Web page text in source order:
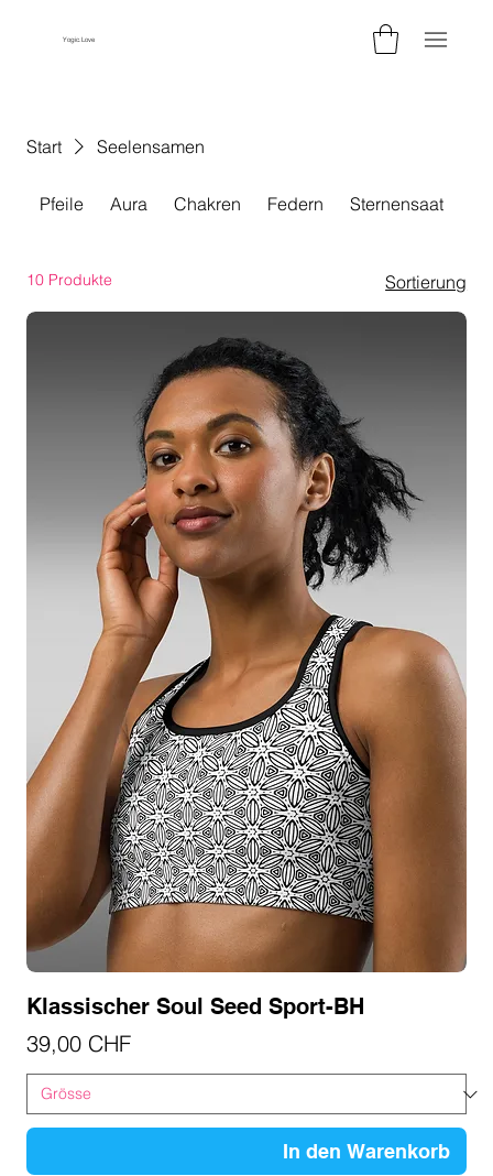
Yogic.Love
Start Seelensamen
Pfeile Aura Chakren Federn Sternensaat
10 Produkte Sortierung
Klassischer Soul Seed Sport-BH
Preis
39,00 CHF
In den Warenkorb